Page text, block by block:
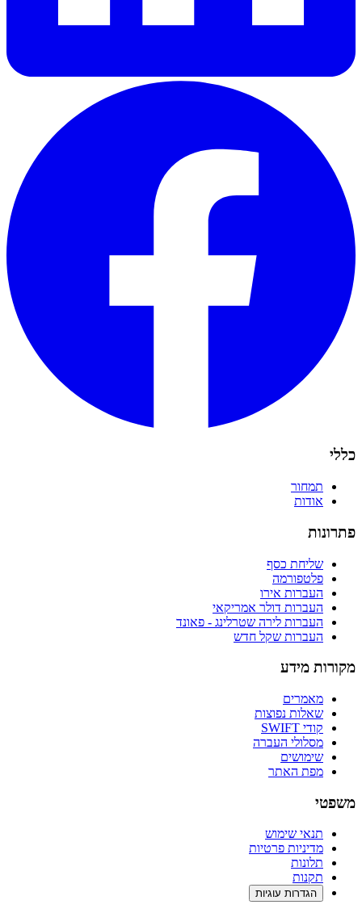
כללי
תמחור
אודות
פתרונות
שליחת כסף
פלטפורמה
העברות אירו
העברות דולר אמריקאי
העברות לירה שטרלינג - פאונד
העברות שקל חדש
מקורות מידע
מאמרים
שאלות נפוצות
קודי SWIFT
מסלולי העברה
שימושים
מפת האתר
משפטי
תנאי שימוש
מדיניות פרטיות
תלונות
תקנות
הגדרות עוגיות